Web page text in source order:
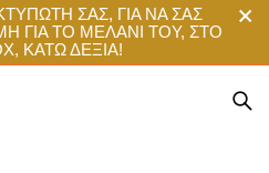
ΣΑΣ, ΓΙΑ ΝΑ ΣΑΣ
ΓΙΑ ΤΟ ΜΕΛΑΝΙ ΤΟΥ, ΣΤΟ
ΚΑΤΩ ΔΕΞΙΑ!